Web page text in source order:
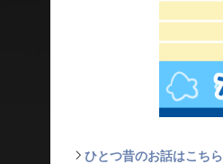
ひとつ昔のお話はこちら